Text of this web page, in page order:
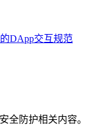
DApp交互规范
全防护相关内容。